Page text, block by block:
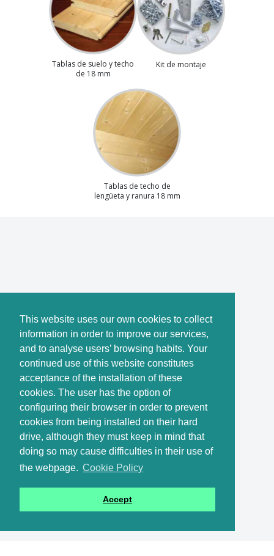
This website uses our own cookies to collect
information in order to improve our services,
and to analyse users’ browsing habits. Your
continued use of this website constitutes
acceptance of the installation of these
cookies. The user has the option of
configuring their browser in order to prevent
cookies from being installed on their hard
drive, although they must keep in mind that
doing so may cause difficulties in their use of
the webpage. Cookie Policy
Accept
Tablas de suelo y techo
de 18 mm
Kit de montaje
Tablas de techo de
lengüeta y ranura 18 mm